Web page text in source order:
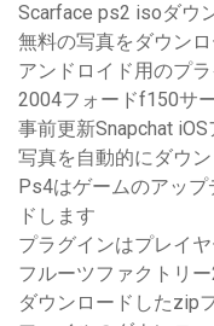
Scarface ps2 isoダウ
無料の写真をダウン
アンドロイド用のプ
2004フォードf150サ
事前更新Snapchat
写真を自動的にダウ
Ps4はゲームのアッ
ドします
プラグインはプレイ
フルーツファクトリ
ダウンロードしたzip